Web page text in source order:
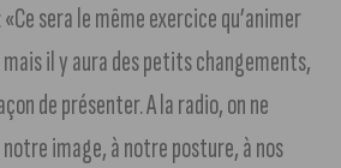
sera le même exercice qu’animer
il y aura des petits changements,
de présenter. A la radio, on ne
image, à notre posture, à nos